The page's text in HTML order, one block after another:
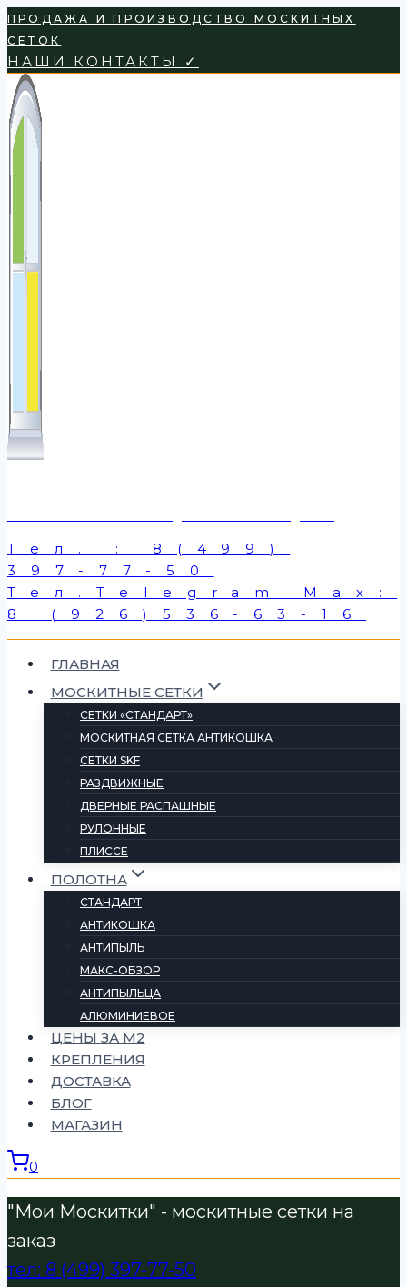
Перейти
к
содержимому
ПРОДАЖА И ПРОИЗВОДСТВО МОСКИТНЫХ
СЕТОК
НАШИ КОНТАКТЫ ✓
Тел. : 8(499)
397-77-50
Тел.Telegram Max:
8 (926)536-63-16
ГЛАВНАЯ
МОСКИТНЫЕ СЕТКИ
СЕТКИ «СТАНДАРТ»
МОСКИТНАЯ СЕТКА АНТИКОШКА
СЕТКИ SKF
РАЗДВИЖНЫЕ
ДВЕРНЫЕ РАСПАШНЫЕ
РУЛОННЫЕ
ПЛИССЕ
ПОЛОТНА
СТАНДАРТ
АНТИКОШКА
АНТИПЫЛЬ
МАКС-ОБЗОР
АНТИПЫЛЬЦА
АЛЮМИНИЕВОЕ
ЦЕНЫ ЗА М2
КРЕПЛЕНИЯ
ДОСТАВКА
БЛОГ
МАГАЗИН
0
"Мои Москитки" - москитные сетки на
заказ
тел: 8 (499) 397-77-50